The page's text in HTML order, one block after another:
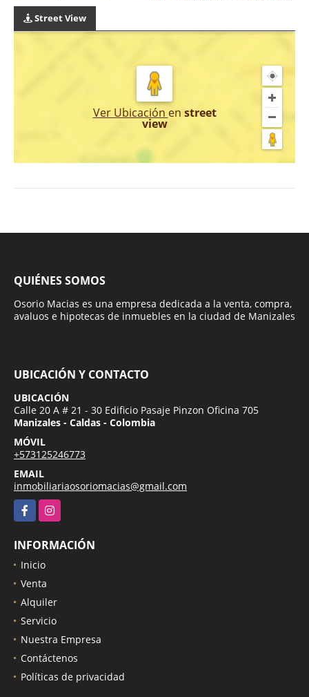
Street View
Ver Ubicación en street
view
QUIÉNES SOMOS
Osorio Macias es una empresa dedicada a la venta, compra,
avaluos e hipotecas de inmuebles en la ciudad de Manizales
UBICACIÓN Y CONTACTO
UBICACIÓN
Calle 20 A # 21 - 30 Edificio Pasaje Pinzon Oficina 705
Manizales - Caldas - Colombia
MÓVIL
+573125246773
EMAIL
inmobiliariaosoriomacias@gmail.com
FacebookInstagram
INFORMACIÓN
Inicio
Venta
Alquiler
Servicio
Nuestra Empresa
Contáctenos
Políticas de privacidad